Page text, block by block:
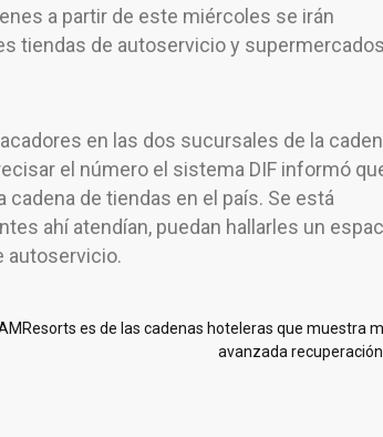
a partir de este miércoles se irán
tiendas de autoservicio y
en las dos sucursales de la
el número el sistema DIF informó
de tiendas en el país. Se está
ahí atendían, puedan hallarles un
autoservicio.
es de las cadenas hoteleras que muestra
avanzada recuperación